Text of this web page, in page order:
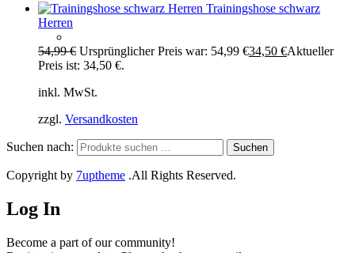
Trainingshose schwarz
Herren
54,99€ Ursprünglicher Preis war: 54,99 €34,50 €Aktueller
Preis ist: 34,50 €.
inkl. MwSt.
zzgl. Versandkosten
Suchen nach: Suchen
Copyright by 7uptheme .All Rights Reserved.
Log In
Become a part of our community!